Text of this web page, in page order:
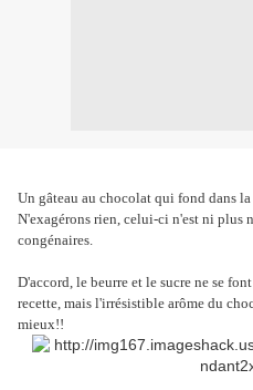
Un gâteau au chocolat qui fond dans
N'exagérons rien, celui-ci n'est ni plus
congénaires.
D'accord, le beurre et le sucre ne se
recette, mais l'irrésistible arôme du
mieux!!